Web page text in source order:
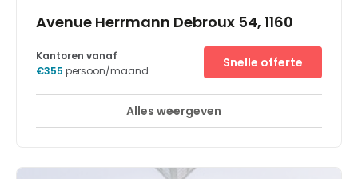
Avenue Herrmann Debroux 54, 1160
Break-Out Ruimtes Stadscentrum
dimensie bij Spaces Brussels Herrmann Debroux.Ontdek
Kantoren vanaf
€355 persoon/maand
Snelle offerte
Alles weergeven